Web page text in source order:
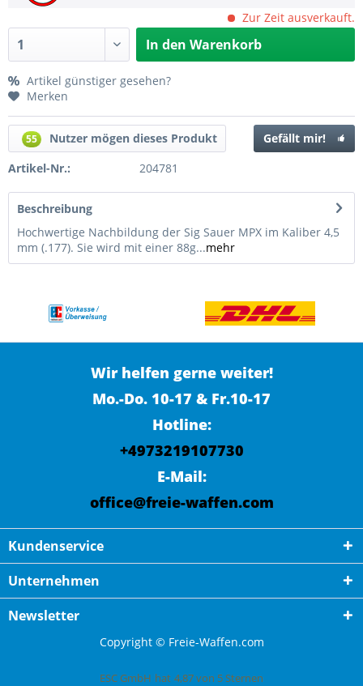
Zur Zeit ausverkauft.
In den Warenkorb
Artikel günstiger gesehen?
Merken
55 Nutzer mögen dieses Produkt
Gefällt mir!
Artikel-Nr.:
204781
Beschreibung
Hochwertige Nachbildung der Sig Sauer MPX im Kaliber 4,5
mm (.177). Sie wird mit einer 88g...mehr
Wir helfen gerne weiter!
Mo.-Do. 10-17 & Fr.10-17
Hotline:
+4973219107730
E-Mail:
office@freie-waffen.com
Kundenservice
Unternehmen
Newsletter
Copyright © Freie-Waffen.com
ESC GmbH hat 4,87von 5Sternen